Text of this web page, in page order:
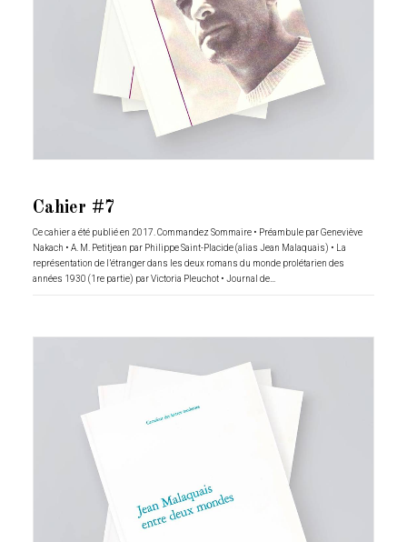
Cahier #7
Ce cahier a été publié en 2017. Commandez Sommaire • Préambule par Geneviève
Nakach • A. M. Petitjean par Philippe Saint-Placide (alias Jean Malaquais) • La
représentation de l’étranger dans les deux romans du monde prolétarien des
années 1930 (1re partie) par Victoria Pleuchot • Journal de…